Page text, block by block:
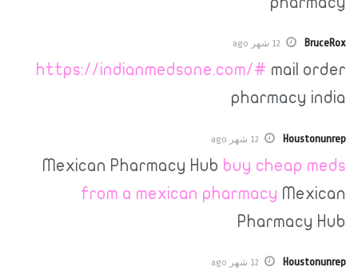
12 شهر ago
https://indianmedsone.com/#
12 شهر ago
Mexican Pharmacy Hubbuy
from a mexican pharmacy
12 شهر ago